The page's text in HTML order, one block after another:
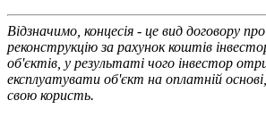
Відзначимо, концесія - це вид договору
реконструкцію за рахунок коштів
об'єктів, у результаті чого інвестор
експлуатувати об'єкт на оплатній
свою користь.